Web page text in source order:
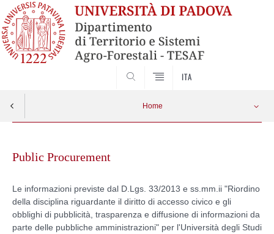
ITA
Home
contentPublic Procurement
Le informazioni previste dal D.Lgs. 33/2013 e ss.mm.ii "Riordino
della disciplina riguardante il diritto di accesso civico e gli
obblighi di pubblicità, trasparenza e diffusione di informazioni da
parte delle pubbliche amministrazioni" per l'Università degli Studi